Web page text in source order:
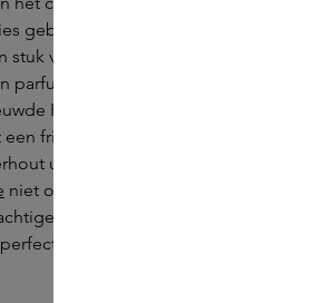
gebruikmaakt van alcohol welke
vriendelijker is voor de planeet. In de
parfum dat is geïnspireerd op de ceder
Himalaya berghellingen groeit; daar
frisse geurbeleving en combineert
uit het berggebied. Met het voorjaar
niet onthouden. Het parfum weerspiegelt
perzikbloesems en fris mos. Een
is om toe te voegen aan je